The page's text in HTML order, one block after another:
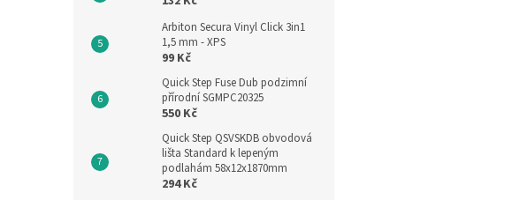
Arbiton Secura Vinyl Click 3in1
1,5 mm - XPS
99 Kč
Quick Step Fuse Dub podzimní
přírodní SGMPC20325
550 Kč
Quick Step QSVSKDB obvodová
lišta Standard k lepeným
podlahám 58x12x1870mm
294 Kč